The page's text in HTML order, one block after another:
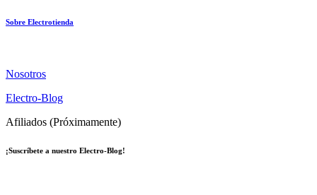
Sobre Electrotienda
Nosotros
Electro-Blog
Afiliados (Próximamente)
¡Suscríbete a nuestro Electro-Blog!